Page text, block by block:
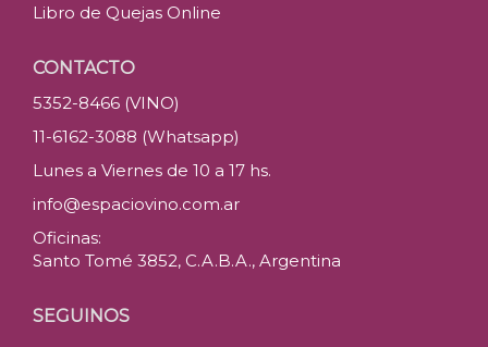
Libro de Quejas Online
CONTACTO
5352-8466 (VINO)
11-6162-3088 (Whatsapp)
Lunes a Viernes de 10 a 17 hs.
info@espaciovino.com.ar
Oficinas:
Santo Tomé 3852, C.A.B.A., Argentina
SEGUINOS